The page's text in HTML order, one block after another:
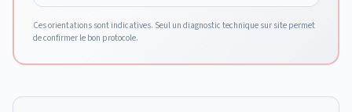
Ces orientations sont indicatives. Seul un diagnostic technique sur site permet
de confirmer le bon protocole.